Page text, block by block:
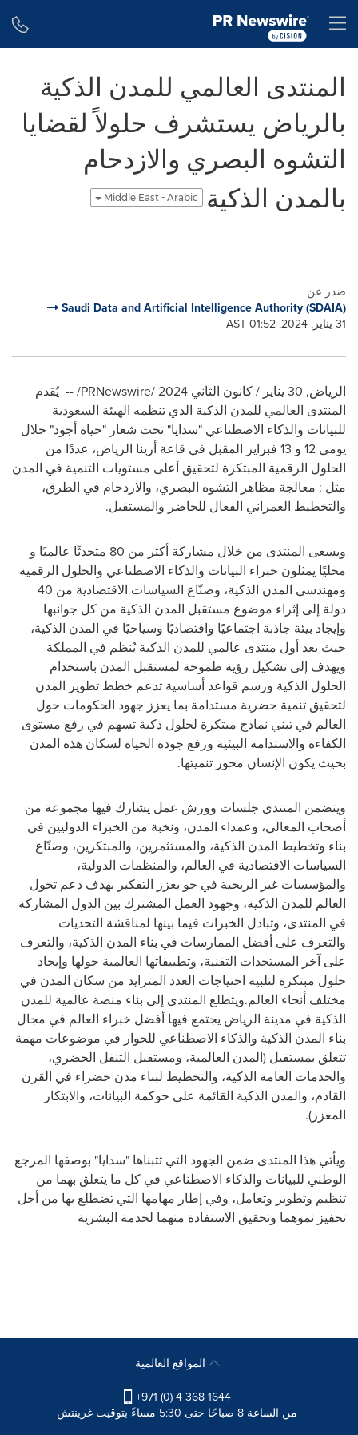
المنتدى العالمي للمدن الذكية
بالرياض يستشرف حلولاً لقضايا
التشوه البصري والازدحام
بالمدن الذكية
Middle East - Arabic
صدر عن
Saudi Data and Artificial Intelligence Authority (SDAIA)
31 يناير, 2024, 01:52 AST
الرياض, 30 يناير / كانون الثاني 2024 /PRNewswire/ --
يُقدم
المنتدى العالمي للمدن الذكية الذي تنظمه الهيئة السعودية
للبيانات والذكاء الاصطناعي "سدايا" تحت شعار "حياة أجود" خلال
يومي 12 و 13 فبراير المقبل في قاعة أرينا الرياض، عددًا من
الحلول الرقمية المبتكرة لتحقيق أعلى مستويات التنمية في المدن
مثل : معالجة مظاهر التشوه البصري، والازدحام في الطرق،
والتخطيط العمراني الفعال للحاضر والمستقبل.
ويسعى المنتدى من خلال مشاركة أكثر من 80 متحدثًا عالميًا و
محليًا يمثلون خبراء البيانات والذكاء الاصطناعي والحلول الرقمية
ومهندسي المدن الذكية، وصنّاع السياسات الاقتصادية من 40
دولة إلى إثراء موضوع مستقبل المدن الذكية من كل جوانبها
وإيجاد بيئة جاذبة اجتماعيًا واقتصاديًا وسياحيًا في المدن الذكية،
حيث يعد أول منتدى عالمي للمدن الذكية يُنظم في المملكة
ويهدف إلى تشكيل رؤية طموحة لمستقبل المدن باستخدام
الحلول الذكية ورسم قواعد أساسية تدعم خطط تطوير المدن
لتحقيق تنمية حضرية مستدامة بما يعزز جهود الحكومات حول
العالم في تبني نماذج مبتكرة لحلول ذكية تسهم في رفع مستوى
الكفاءة والاستدامة البيئية ورفع جودة الحياة لسكان هذه المدن
بحيث يكون الإنسان محور تنميتها.
ويتضمن المنتدى جلسات وورش عمل يشارك فيها مجموعة من
أصحاب المعالي، وعمداء المدن، ونخبة من الخبراء الدوليين في
بناء وتخطيط المدن الذكية، والمستثمرين، والمبتكرين، وصنّاع
السياسات الاقتصادية في العالم، والمنظمات الدولية،
والمؤسسات غير الربحية في جو يعزز التفكير بهدف دعم تحول
العالم للمدن الذكية، وجهود العمل المشترك بين الدول المشاركة
في المنتدى، وتبادل الخبرات فيما بينها لمناقشة التحديات
والتعرف على أفضل الممارسات في بناء المدن الذكية، والتعرف
على آخر المستجدات التقنية، وتطبيقاتها العالمية حولها وإيجاد
حلول مبتكرة لتلبية احتياجات العدد المتزايد من سكان المدن في
مختلف أنحاء العالم.ويتطلع المنتدى إلى بناء منصة عالمية للمدن
الذكية في مدينة الرياض يجتمع فيها أفضل خبراء العالم في مجال
بناء المدن الذكية والذكاء الاصطناعي للحوار في موضوعات مهمة
تتعلق بمستقبل (المدن العالمية، ومستقبل التنقل الحضري،
والخدمات العامة الذكية، والتخطيط لبناء مدن خضراء في القرن
القادم، والمدن الذكية القائمة على حوكمة البيانات، والابتكار
المعزز).
ويأتي هذا المنتدى ضمن الجهود التي تتبناها "سدايا" بوصفها المرجع
الوطني للبيانات والذكاء الاصطناعي في كل ما يتعلق بهما من
تنظيم وتطوير وتعامل، وفي إطار مهامها التي تضطلع بها من أجل
تحفيز نموهما وتحقيق الاستفادة منهما لخدمة البشرية
+971 (0) 4 368 1644
من الساعة 8 صباحًا حتى 5:30 مساءً بتوقيت غرينتش